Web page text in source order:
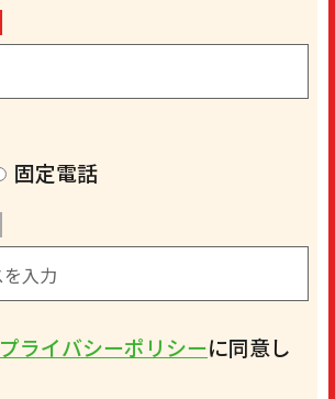
固定電話
プライバシーポリシーに同意し